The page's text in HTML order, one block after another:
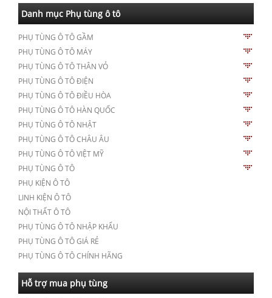
Danh mục Phụ tùng ô tô
PHỤ TÙNG Ô TÔ GẦM
PHỤ TÙNG Ô TÔ MÁY
PHỤ TÙNG Ô TÔ THÂN VỎ
PHỤ TÙNG Ô TÔ ĐIỆN
PHỤ TÙNG Ô TÔ ĐIỀU HÒA
PHỤ TÙNG Ô TÔ HÀN QUỐC
PHỤ TÙNG Ô TÔ NHẬT
PHỤ TÙNG Ô TÔ CHÂU ÂU
PHỤ TÙNG Ô TÔ VIỆT MỸ
PHỤ TÙNG Ô TÔ
PHỤ KIỆN Ô TÔ
LINH KIỆN Ô TÔ
NỘI THẤT Ô TÔ
PHỤ TÙNG Ô TÔ NHẬP KHẨU
PHỤ TÙNG Ô TÔ GIÁ RẺ
PHỤ TÙNG Ô TÔ CHÍNH HÃNG
Hỗ trợ mua phụ tùng